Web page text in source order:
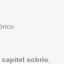
capitel sobrio